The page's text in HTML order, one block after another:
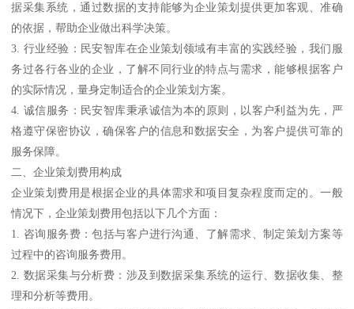
据采集系统，通过数据的支持能够为企业策划提供更加客观、准确
的依据，帮助企业做出科学决策。
3. 行业经验：民安智库在企业策划领域有丰富的实践经验，我们服
务过各行各业的企业，了解不同行业的特点与需求，能够根据客户
的实际情况，量身定制适合的企业策划方案。
4. 诚信服务：民安智库秉承诚信为本的原则，以客户利益为先，严
格遵守保密协议，确保客户的信息和数据安全，为客户提供可靠的
服务保障。
二、企业策划费用构成
企业策划费用是根据企业的具体需求和项目复杂程度而定的。一般
情况下，企业策划费用包括以下几个方面：
1. 咨询服务费：包括与客户进行沟通、了解需求、制定策划方案等
过程中的咨询服务费用。
2. 数据采集与分析费：涉及到数据采集系统的运行、数据收集、整
理和分析等费用。